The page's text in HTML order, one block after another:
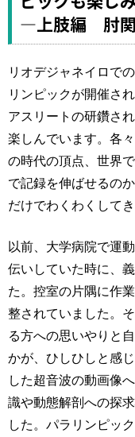
―上肢編 肘
リオデジャネイロで
リンピックが開催さ
アスリートの研鑽さ
楽しんでいます。各
の時代の頂点、世界
で記録を伸ばせるの
だけでわくわくしてき
以前、大学病院で運
伝いしていた時に、
た。控室の片隅に作
整されていました。
る方への思いやりと
かが、ひしひしと感
した超音波の動画像
識や動態解剖への探
した。パラリンピッ